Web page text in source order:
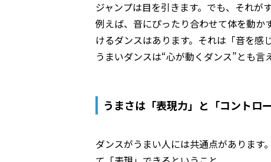
ジャンプは目を引きます。でも、それが
例えば、音にぴったり合わせて体を動か
けるダンスはあります。それは「音を感
うまいダンスは“心が動くダンス”とも言
うまさは「表現力」と「コントロー
ダンスがうまい人には共通点があります